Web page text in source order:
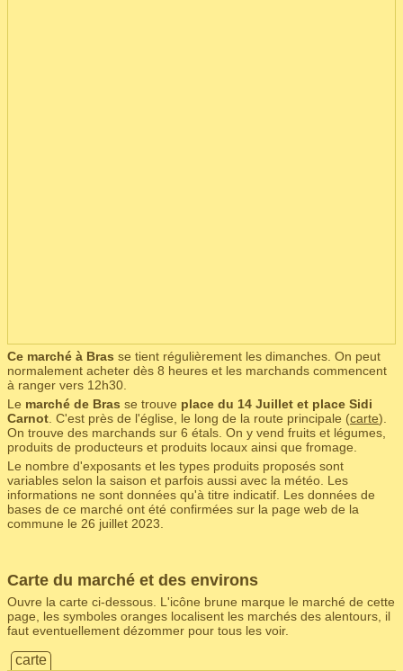
Ce marché à Bras se tient régulièrement les dimanches. On peut
normalement acheter dès 8 heures et les marchands commencent
à ranger vers 12h30.
Le marché de Bras se trouve place du 14 Juillet et place Sidi
Carnot . C'est près de l'église, le long de la route principale (carte).
On trouve des marchands sur 6 étals. On y vend fruits et légumes,
produits de producteurs et produits locaux ainsi que fromage.
Le nombre d'exposants et les types produits proposés sont
variables selon la saison et parfois aussi avec la météo. Les
informations ne sont données qu'à titre indicatif. Les données de
bases de ce marché ont été confirmées sur la page web de la
commune le 26 juillet 2023.
Carte du marché et des environs
Ouvre la carte ci-dessous. L'icône brune marque le marché de cette
page, les symboles oranges localisent les marchés des alentours, il
faut eventuellement dézommer pour tous les voir.
carte